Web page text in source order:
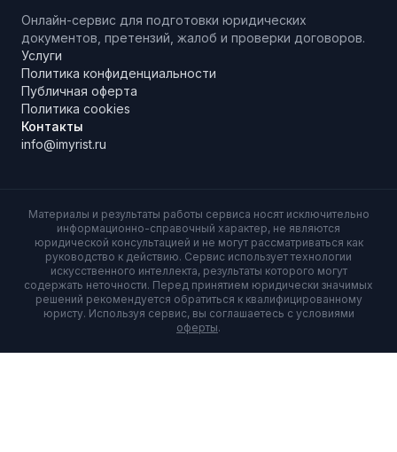
Онлайн-сервис для подготовки юридических
документов, претензий, жалоб и проверки договоров.
Услуги
Политика конфиденциальности
Публичная оферта
Политика cookies
Контакты
info@imyrist.ru
Материалы и результаты работы сервиса носят исключительно
информационно-справочный характер, не являются
юридической консультацией и не могут рассматриваться как
руководство к действию. Сервис использует технологии
искусственного интеллекта, результаты которого могут
содержать неточности. Перед принятием юридически значимых
решений рекомендуется обратиться к квалифицированному
юристу. Используя сервис, вы соглашаетесь с условиями
оферты.